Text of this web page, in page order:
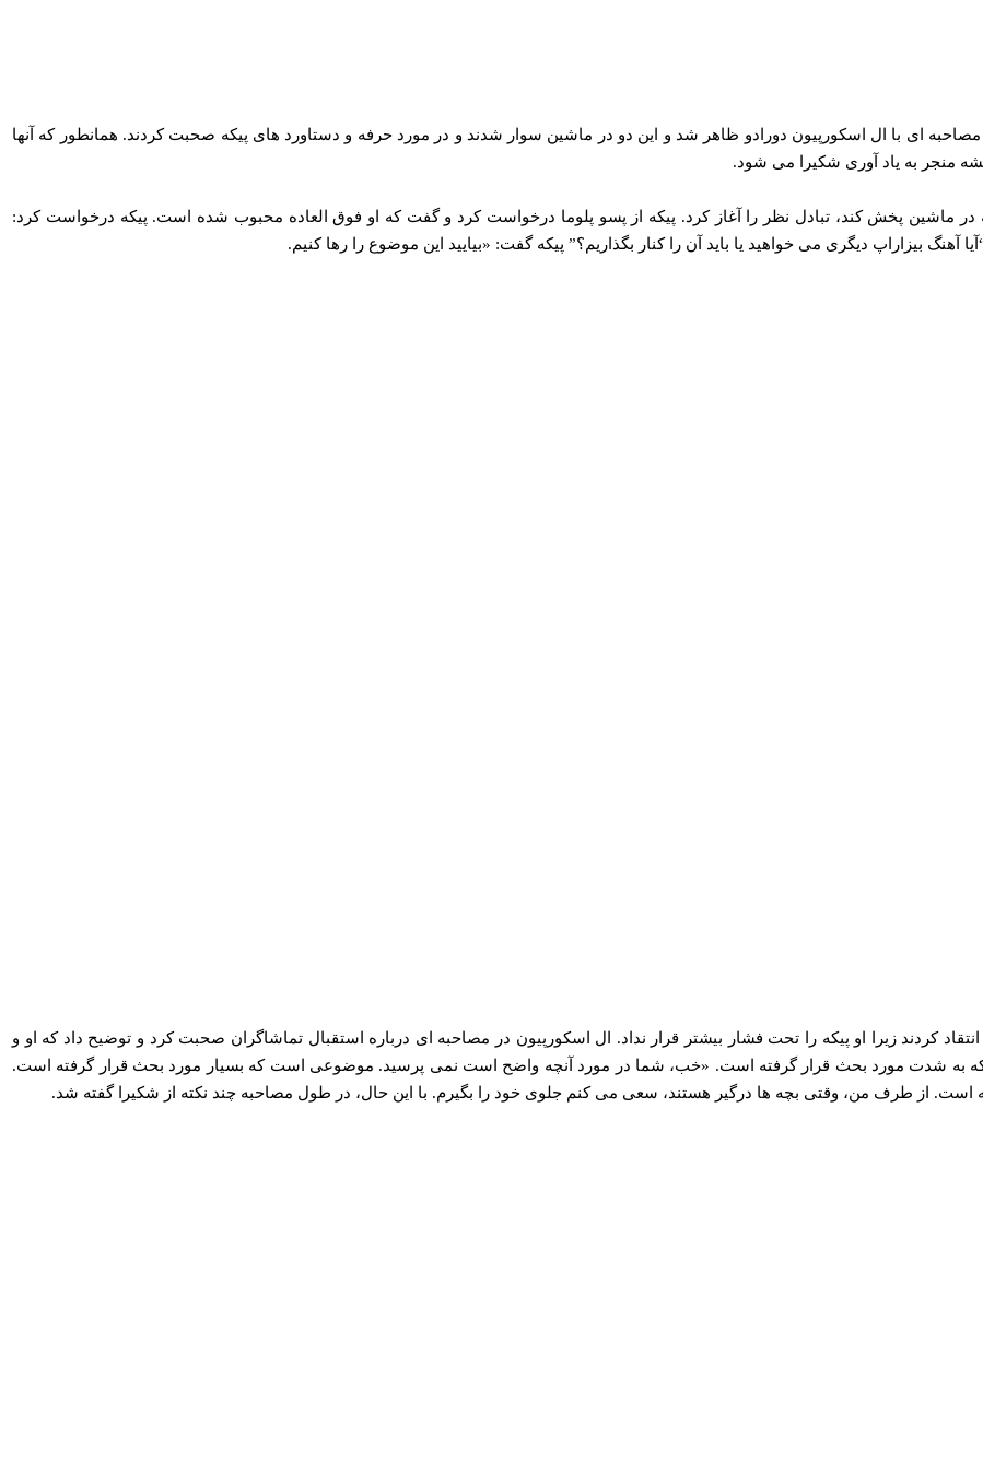
در مصاحبه ای با ال اسکورپیون دورادو ظاهر شد و این دو در ماشین سوار شدند و در مورد حرفه و دستاورد های پیکه صحبت کردند. همانطور که آنها
منجر به یاد آوری شکیرا می شود.
در ماشین پخش کند، تبادل نظر را آغاز کرد. پیکه از پسو پلوما درخواست کرد و گفت که او فوق العاده محبوب شده است. پیکه درخواست کرد:
آهنگ بیزاراپ دیگری می‌ خواهید یا باید آن را کنار بگذاریم؟” پیکه گفت: «بیایید این موضوع را رها کنیم.
کردند زیرا او پیکه را تحت فشار بیشتر قرار نداد. ال اسکورپیون در مصاحبه ای درباره استقبال تماشاگران صحبت کرد و توضیح داد که او و
به شدت مورد بحث قرار گرفته است. «خب، شما در مورد آنچه واضح است نمی‌ پرسید. موضوعی است که بسیار مورد بحث قرار گرفته است.
از طرف من، وقتی بچه‌ ها درگیر هستند، سعی می‌ کنم جلوی خود را بگیرم. با این حال، در طول مصاحبه چند نکته از شکیرا گفته شد.